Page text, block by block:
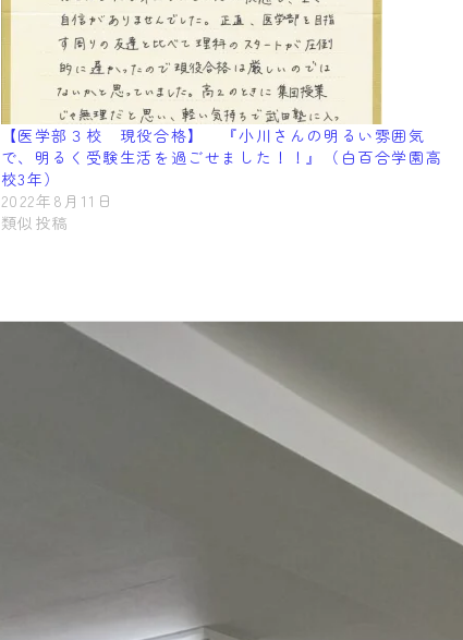
【医学部３校 現役合格】 『小川さんの明るい雰囲気
で、明るく受験生活を過ごせました！！』（白百合学園高
校3年）
2022年8月11日
類似投稿